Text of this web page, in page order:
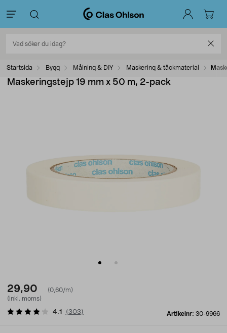
Startsida Bygg Målning & DIY Maskering & täckmaterial
Maskeringstejp 19 mm x 50 m, 2-pack
29,90
(0,60/m)
(inkl. moms)
Artikelnr: 30-9966
4.1 (303)